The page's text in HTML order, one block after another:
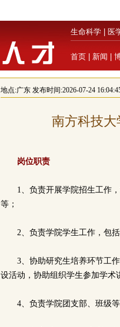
生命科学 医
首页 新闻
地点:广东发布时间:2026-07-24
南方科技
岗位职责
1、负责开展学院招生工作
等；
2、负责学院学生工作，包
3、协助研究生培养环节工
设活动，协助组织学生参加学术
4、负责学院团支部、班级